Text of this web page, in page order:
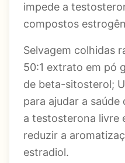
impede a
compostos
Selvagem colhidas
50:1 extrato em pó
de beta-sitosterol;
para ajudar a
a testosterona livre
reduzir a
estradiol.